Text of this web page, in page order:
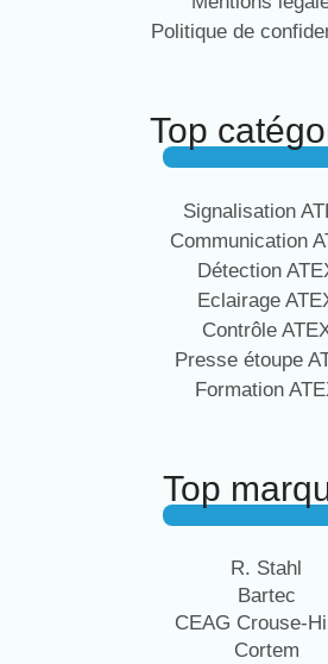
Politique de
Top
Signalisation
Communication
Détection
Eclairage
Contrôle
Presse étoupe
Formation
Top
R. Stahl
Bartec
CEAG Crouse-
Cortem